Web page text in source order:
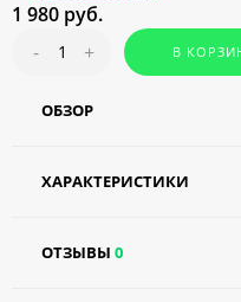
1 980 руб.
-
+ В
ОБЗОР
ХАРАКТЕРИСТИКИ
ОТЗЫВЫ 0